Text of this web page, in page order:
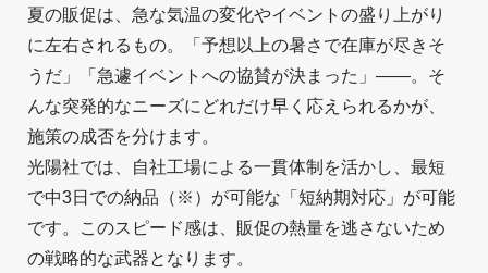
夏の販促は、急な気温の変化やイベントの盛り上がり
に左右されるもの。「予想以上の暑さで在庫が尽きそ
うだ」「急遽イベントへの協賛が決まった」――。そ
んな突発的なニーズにどれだけ早く応えられるかが、
施策の成否を分けます。
光陽社では、自社工場による一貫体制を活かし、最短
で中3日での納品（※）が可能な「短納期対応」が可能
です。このスピード感は、販促の熱量を逃さないため
の戦略的な武器となります。